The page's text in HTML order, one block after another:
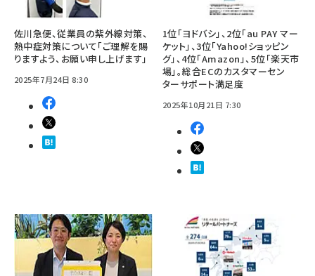
佐川急便、従業員の紫外線対策、
熱中症対策について「ご理解を賜
りますよう、お願い申し上げます」
2025年7月24日 8:30
1位「ヨドバシ」、2位「au PAY マー
ケット」、3位「Yahoo!ショッピン
グ」、4位「Amazon」、5位「楽天市
場」。総合ECのカスタマーセン
ターサポート満足度
2025年10月21日 7:30